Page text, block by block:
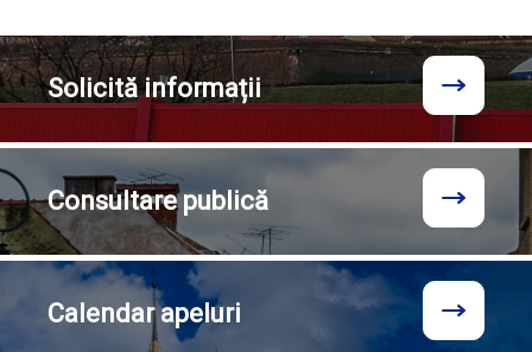
Solicităinformații
Consultarepublică
Calendarapeluri